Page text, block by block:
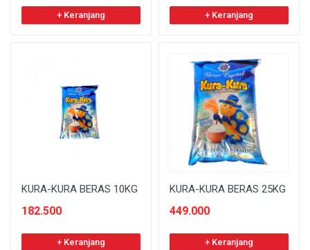
+ Keranjang + Keranjang
KURA-KURA BERAS 10KG
182.500
+ Keranjang
KURA-KURA BERAS 25KG
449.000
+ Keranjang